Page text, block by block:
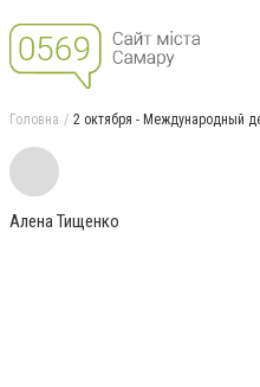
Головна 2 октября - Международный
Алена Тищенко